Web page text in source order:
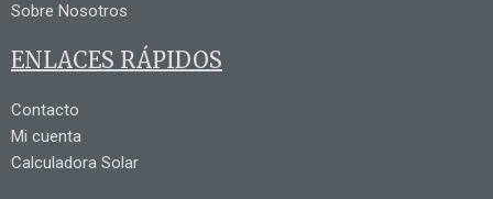
Sobre Nosotros
ENLACES RÁPIDOS
Contacto
Mi cuenta
Calculadora Solar